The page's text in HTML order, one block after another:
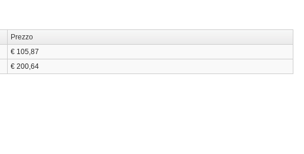
Prezzo
€ 105,87
€ 200,64